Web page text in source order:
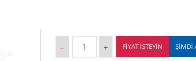
FIYAT İSTEYIN ŞİMDİ